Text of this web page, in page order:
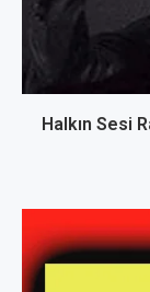
Halkın Sesi